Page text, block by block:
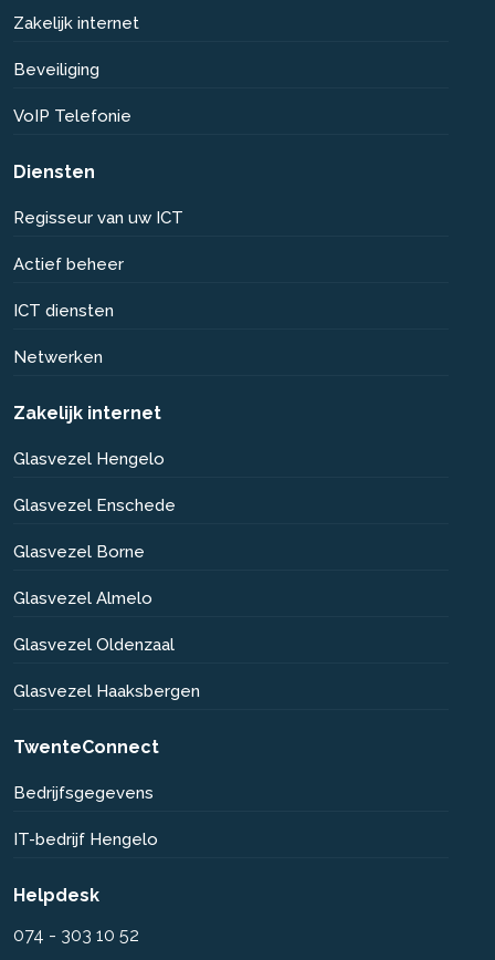
Zakelijk internet
Beveiliging
VoIP Telefonie
Diensten
Regisseur van uw ICT
Actief beheer
ICT diensten
Netwerken
Zakelijk internet
Glasvezel Hengelo
Glasvezel Enschede
Glasvezel Borne
Glasvezel Almelo
Glasvezel Oldenzaal
Glasvezel Haaksbergen
TwenteConnect
Bedrijfsgegevens
IT-bedrijf Hengelo
Helpdesk
074 - 303 10 52